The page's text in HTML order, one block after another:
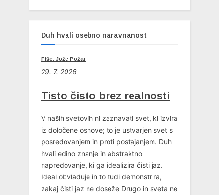
Duh hvali osebno naravnanost
Piše: Jože Požar
29. 7. 2026
Tisto čisto brez realnosti
V naših svetovih ni zaznavati svet, ki izvira
iz določene osnove; to je ustvarjen svet s
posredovanjem in proti postajanjem. Duh
hvali edino znanje in abstraktno
napredovanje, ki ga idealizira čisti jaz.
Ideal obvladuje in to tudi demonstrira,
zakaj čisti jaz ne doseže Drugo in sveta ne